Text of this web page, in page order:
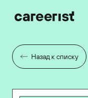
Назад к списку